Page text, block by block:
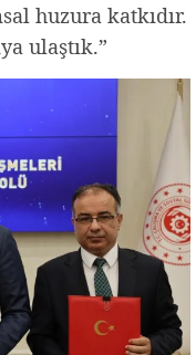
huzura katkıdır.
ulaştık.”